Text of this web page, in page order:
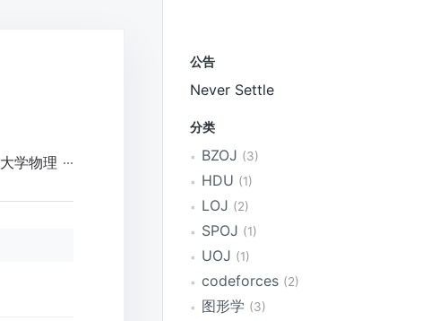
公告
Never Settle
分类
BZOJ 3
HDU 1
LOJ 2
SPOJ 1
UOJ 1
codeforces 2
图形学 3
大学物理